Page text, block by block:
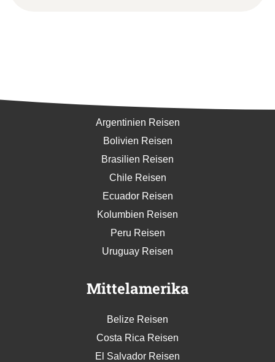
Argentinien Reisen
Bolivien Reisen
Brasilien Reisen
Chile Reisen
Ecuador Reisen
Kolumbien Reisen
Peru Reisen
Uruguay Reisen
Mittelamerika
Belize Reisen
Costa Rica Reisen
El Salvador Reisen